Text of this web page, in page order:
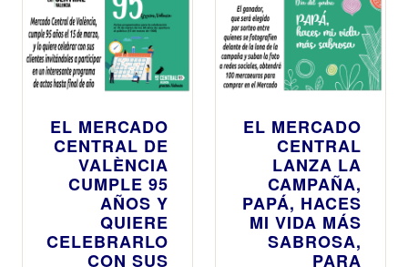
EL MERCADO
CENTRAL DE
VALÈNCIA
CUMPLE 95
AÑOS Y
QUIERE
CELEBRARLO
CON SUS
EL MERCADO
CENTRAL
LANZA LA
CAMPAÑA,
PAPÁ, HACES
MI VIDA MÁS
SABROSA,
PARA